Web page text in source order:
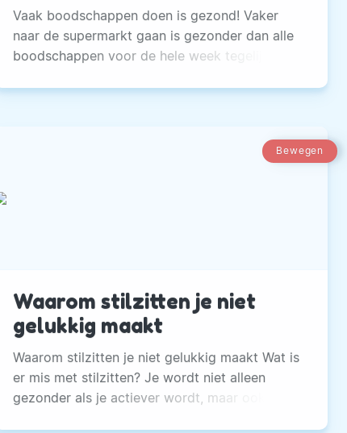
Vaak boodschappen doen is gezond! Vaker
naar de supermarkt gaan is gezonder dan alle
boodschappen voor de hele week tegelijk
gaan meer in beweging komen, maar omdat
Bewegen
Waarom stilzitten je niet
gelukkig maakt
Waarom stilzitten je niet gelukkig maakt Wat is
er mis met stilzitten? Je wordt niet alleen
gezonder als je actiever wordt, maar ook